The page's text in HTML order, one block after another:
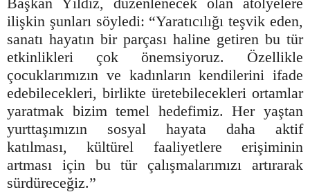
ilişkin şunları söyledi: “Yaratıcılığı teşvik eden,
sanatı hayatın bir parçası haline getiren bu tür
etkinlikleri çok önemsiyoruz. Özellikle
çocuklarımızın ve kadınların kendilerini ifade
edebilecekleri, birlikte üretebilecekleri ortamlar
yaratmak bizim temel hedefimiz. Her yaştan
yurttaşımızın sosyal hayata daha aktif
katılması, kültürel faaliyetlere erişiminin
artması için bu tür çalışmalarımızı artırarak
sürdüreceğiz.”